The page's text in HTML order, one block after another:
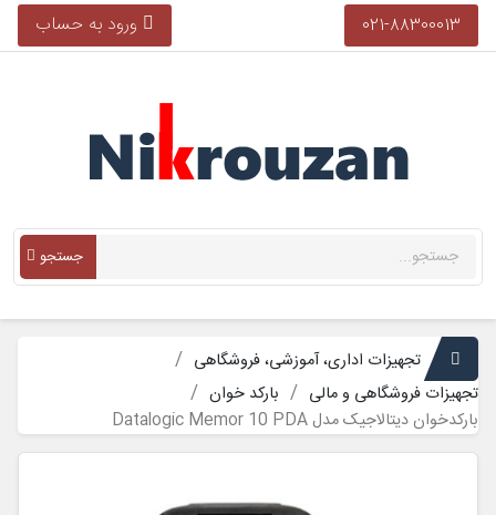
021-88300013 ورود به حساب
جستجو
تجهیزات اداری، آموزشی، فروشگاهی
تجهیزات فروشگاهی و مالی
بارکد خوان
بارکدخوان دیتالاجیک مدل Datalogic Memor 10 PDA